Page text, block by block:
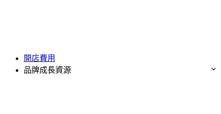
開店費用
品牌成長資源